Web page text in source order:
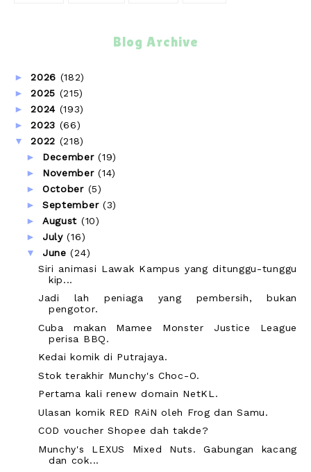
Blog Archive
►2026 (182)
►2025 (215)
►2024 (193)
►2023 (66)
▼2022 (218)
► December(19)
► November(14)
► October (5)
► September (3)
► August (10)
► July(16)
▼ June(24)
Siri animasi Lawak Kampus yang ditunggu-tunggu
kip...
Jadi lah peniaga yang pembersih, bukan
pengotor.
Cuba makan Mamee Monster Justice League
perisa BBQ.
Kedai komik di Putrajaya.
Stok terakhir Munchy's Choc-O.
Pertama kali renew domain NetKL.
Ulasan komik RED RAiN oleh Frog dan Samu.
COD voucher Shopee dah takde?
Munchy's LEXUS Mixed Nuts. Gabungan kacang
dan cok...